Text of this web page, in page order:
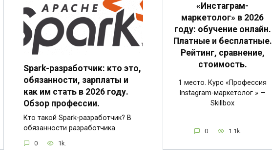
Spark-разработчик: кто это,
обязанности, зарплаты и
как им стать в 2026 году.
Обзор профессии.
Кто такой Spark-разработчик? В
обязанности разработчика
0 1k.
«Инстаграм-
маркетолог» в 2026
году: обучение онлайн.
Платные и бесплатные.
Рейтинг, сравнение,
стоимость.
1 место. Курс «Профессия
Instagram-маркетолог » —
Skillbox
0 1.1k.